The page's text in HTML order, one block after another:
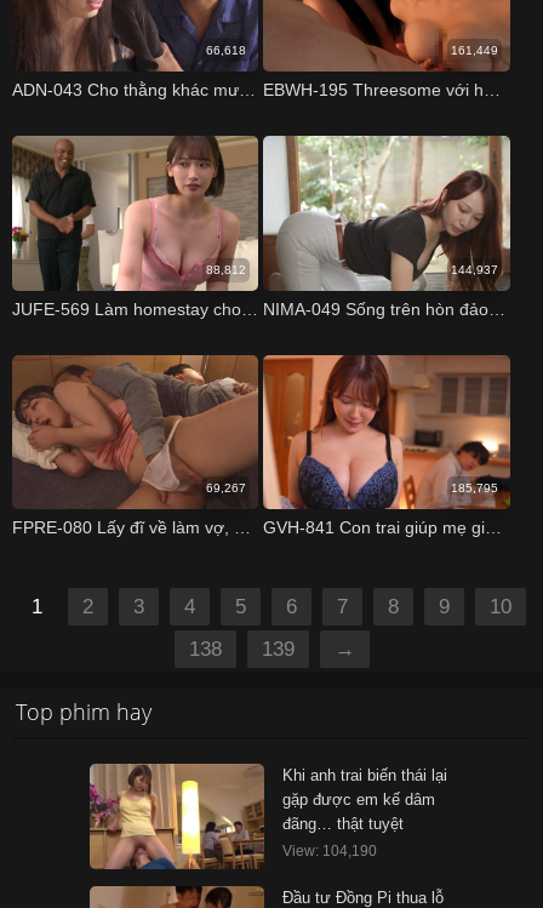
ADN-043 Cho thằng khác mượn vợ để lấy cảm hứng viết truyện Yui Hatano
66,618
EBWH-195 Threesome với hai nàng đồng nghiệp vú bự Mina Kitano Rui Miyamoto
161,449
88,812 144,937
69,267 185,795
1 2 3 4 5 6 7 8 9
10
138
139 →
Top phim hay
Khi anh trai biến thái lại
gặp được em kế dâm
đãng… thật tuyệt
View: 104,190
Đầu tư Đồng Pi thua lỗ